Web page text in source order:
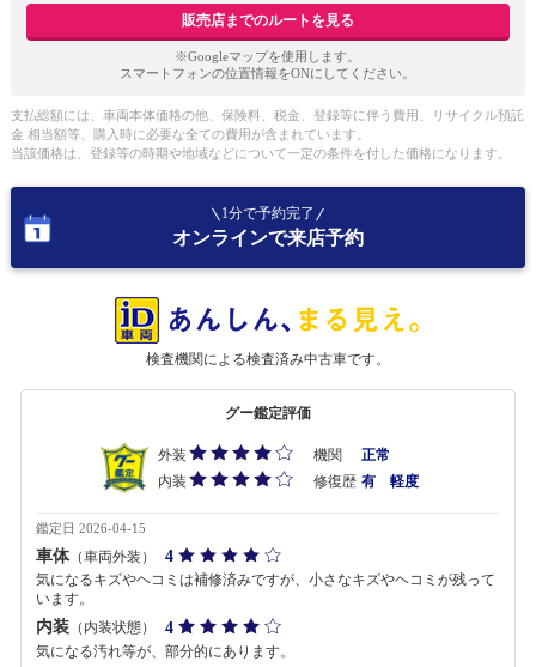
販売店までのルートを見る
※Googleマップを使用します。
スマートフォンの位置情報をONにしてください。
支払総額には、車両本体価格の他、保険料、税金、登録等に伴う費用、リサイクル預託
金 相当額等、購入時に必要な全ての費用が含まれています。
当該価格は、登録等の時期や地域などについて一定の条件を付した価格になります。
1分で予約完了
オンラインで来店予約
検査機関による検査済み中古車です。
グー鑑定評価
外装 機関
正常
内装
修復歴 有 軽度
鑑定日 2026-04-15
車体（車両外装） 4
気になるキズやヘコミは補修済みですが、小さなキズやヘコミが残って
います。
内装 （内装状態） 4
気になる汚れ等が、部分的にあります。